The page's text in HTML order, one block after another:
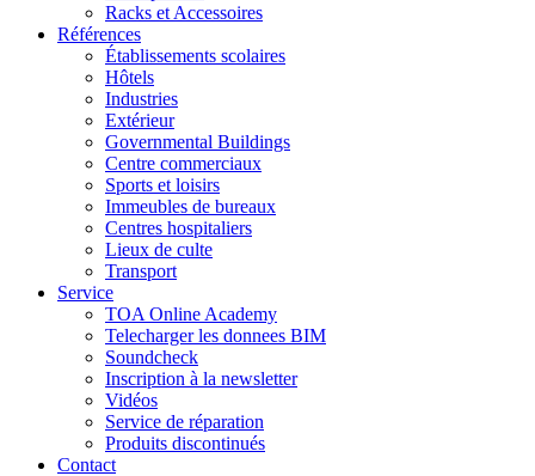
Racks et Accessoires
Références
Établissements scolaires
Hôtels
Industries
Extérieur
Governmental Buildings
Centre commerciaux
Sports et loisirs
Immeubles de bureaux
Centres hospitaliers
Lieux de culte
Transport
Service
TOA Online Academy
Telecharger les donnees BIM
Soundcheck
Inscription à la newsletter
Vidéos
Service de réparation
Produits discontinués
Contact